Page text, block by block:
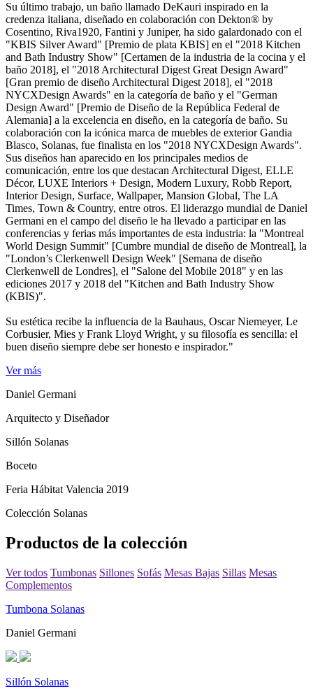
Su último trabajo, un baño llamado DeKauri inspirado en la
credenza italiana, diseñado en colaboración con Dekton® by
Cosentino, Riva1920, Fantini y Juniper, ha sido galardonado con el
"KBIS Silver Award" [Premio de plata KBIS] en el "2018 Kitchen
and Bath Industry Show" [Certamen de la industria de la cocina y el
baño 2018], el "2018 Architectural Digest Great Design Award"
[Gran premio de diseño Architectural Digest 2018], el "2018
NYCXDesign Awards" en la categoría de baño y el "German
Design Award" [Premio de Diseño de la República Federal de
Alemania] a la excelencia en diseño, en la categoría de baño. Su
colaboración con la icónica marca de muebles de exterior Gandia
Blasco, Solanas, fue finalista en los "2018 NYCXDesign Awards".
Sus diseños han aparecido en los principales medios de
comunicación, entre los que destacan Architectural Digest, ELLE
Décor, LUXE Interiors + Design, Modern Luxury, Robb Report,
Interior Design, Surface, Wallpaper, Mansion Global, The LA
Times, Town & Country, entre otros. El liderazgo mundial de Daniel
Germani en el campo del diseño le ha llevado a participar en las
conferencias y ferias más importantes de esta industria: la "Montreal
World Design Summit" [Cumbre mundial de diseño de Montreal], la
"London’s Clerkenwell Design Week" [Semana de diseño
Clerkenwell de Londres], el "Salone del Mobile 2018" y en las
ediciones 2017 y 2018 del "Kitchen and Bath Industry Show
(KBIS)".
Su estética recibe la influencia de la Bauhaus, Oscar Niemeyer, Le
Corbusier, Mies y Frank Lloyd Wright, y su filosofía es sencilla: el
buen diseño siempre debe ser honesto e inspirador."
Ver más
Daniel Germani
Arquitecto y Diseñador
Sillón Solanas
Boceto
Feria Hábitat Valencia 2019
Colección Solanas
Productos de la colección
Ver todos Tumbonas Sillones Sofás Mesas Bajas Sillas Mesas
Complementos
Tumbona Solanas
Daniel Germani
Sillón Solanas